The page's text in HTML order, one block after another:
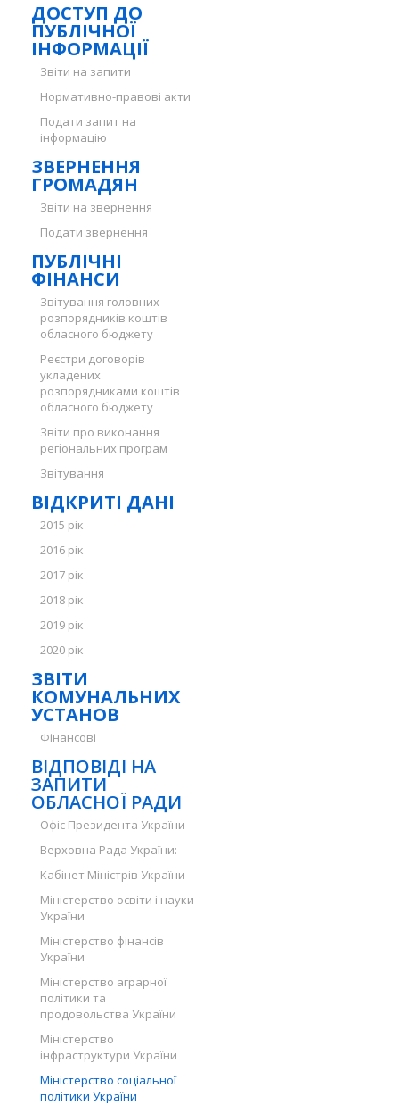
ДОСТУП ДО
ПУБЛІЧНОЇ
ІНФОРМАЦІЇ
Звіти на запити
Нормативно-правові акти
Подати запит на
інформацію
ЗВЕРНЕННЯ
ГРОМАДЯН
Звіти на звернення
Подати звернення
ПУБЛІЧНІ
ФІНАНСИ
Звітування головних
розпорядників коштів
обласного бюджету
Реєстри договорів
укладених
розпорядниками коштів
обласного бюджету
Звіти про виконання
регіональних програм
Звітування
ВІДКРИТІ ДАНІ
2015 рік
2016 рік
2017 рік
2018 рік
2019 рік
2020 рік
ЗВІТИ
КОМУНАЛЬНИХ
УСТАНОВ
Фінансові
ВІДПОВІДІ НА
ЗАПИТИ
ОБЛАСНОЇ РАДИ
Офіс Президента України
Верховна Рада України:
Кабінет Міністрів України
Міністерство освіти і науки
України
Міністерство фінансів
України
Міністерство аграрної
політики та
продовольства України
Міністерство
інфраструктури України
Міністерство соціальної
політики України